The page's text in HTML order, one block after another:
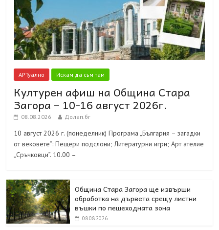
АРТуално Искам да съм там
Културен афиш на Община Стара
Загора – 10-16 август 2026г.
08.08.2026 Долап.бг
10 август 2026 г. (понеделник) Програма „България – загадки
от вековете”: Пещери подслони; Литературни игри; Арт ателие
„Сръчковци”. 10.00 –
Община Стара Загора ще извърши
обработка на дървета срещу листни
въшки по пешеходната зона
08.08.2026